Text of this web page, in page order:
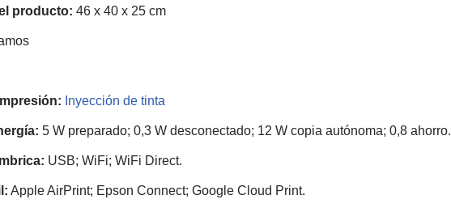
producto: 46 x 40 x 25 cm
Inyección de tinta
5 W preparado; 0,3 W desconectado; 12 W copia autónoma; 0,8 ahorro.
USB; WiFi; WiFi Direct.
Apple AirPrint; Epson Connect; Google Cloud Print.